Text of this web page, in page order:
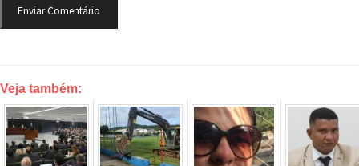
Veja também: